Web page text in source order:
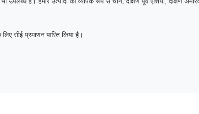
सीई प्रमाणन पारित किया है।